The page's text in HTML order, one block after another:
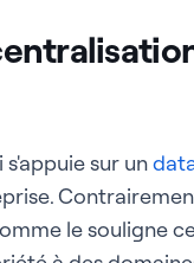
sur un
le souligne